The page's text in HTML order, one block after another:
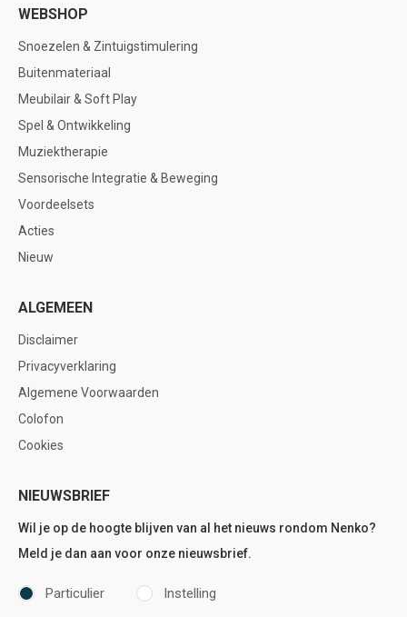
WEBSHOP
Snoezelen & Zintuigstimulering
Buitenmateriaal
Meubilair & Soft Play
Spel & Ontwikkeling
Muziektherapie
Sensorische Integratie & Beweging
Voordeelsets
Acties
Nieuw
ALGEMEEN
Disclaimer
Privacyverklaring
Algemene Voorwaarden
Colofon
Cookies
NIEUWSBRIEF
Wil je op de hoogte blijven van al het nieuws rondom Nenko?
Meld je dan aan voor onze nieuwsbrief.
Particulier Instelling